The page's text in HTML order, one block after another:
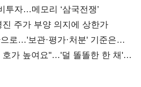
투자…메모리 ‘삼국전쟁’
진 주가 부양 의지에 상한가
로…'보관·평가·처분' 기준은
호가 높여요"…'덜 똘똘한 한 채'